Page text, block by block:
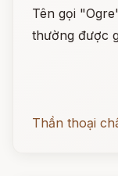
Tên gọi
thường được
Thần thoại